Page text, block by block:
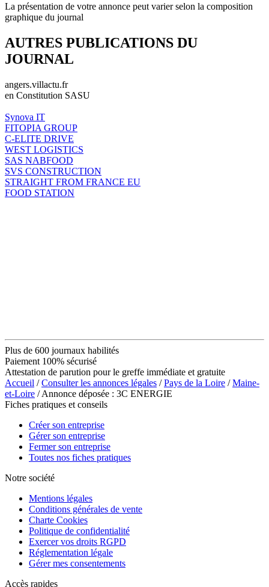
La présentation de votre annonce peut varier selon la composition
graphique du journal
AUTRES PUBLICATIONS DU
JOURNAL
angers.villactu.fr
en Constitution SASU
Synova IT
FITOPIA GROUP
C-ELITE DRIVE
WEST LOGISTICS
SAS NABFOOD
SVS CONSTRUCTION
STRAIGHT FROM FRANCE EU
FOOD STATION
Plus de 600 journaux habilités
Paiement 100% sécurisé
Attestation de parution pour le greffe immédiate et gratuite
Accueil /Consulter les annonces légales /Pays de la Loire /Maine-
et-Loire / Annonce déposée : 3C ENERGIE
Fiches pratiques et conseils
Créer son entreprise
Gérer son entreprise
Fermer son entreprise
Toutes nos fiches pratiques
Notre société
Mentions légales
Conditions générales de vente
Charte Cookies
Politique de confidentialité
Exercer vos droits RGPD
Réglementation légale
Gérer mes consentements
Accès rapides